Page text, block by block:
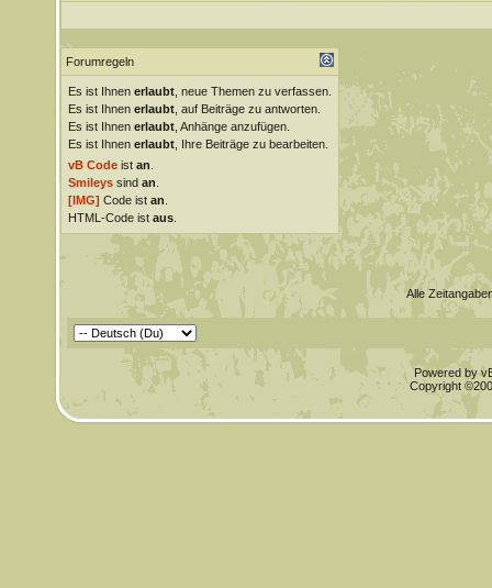
Forumregeln
Es ist Ihnen erlaubt, neue Themen zu verfassen.
Es ist Ihnen erlaubt, auf Beiträge zu antworten.
Es ist Ihnen erlaubt, Anhänge anzufügen.
Es ist Ihnen erlaubt, Ihre Beiträge zu bearbeiten.
vB Codeist an
Smileyssind an
[IMG] Code ist an
HTML-Code ist aus.
Alle
Powered by
Copyright